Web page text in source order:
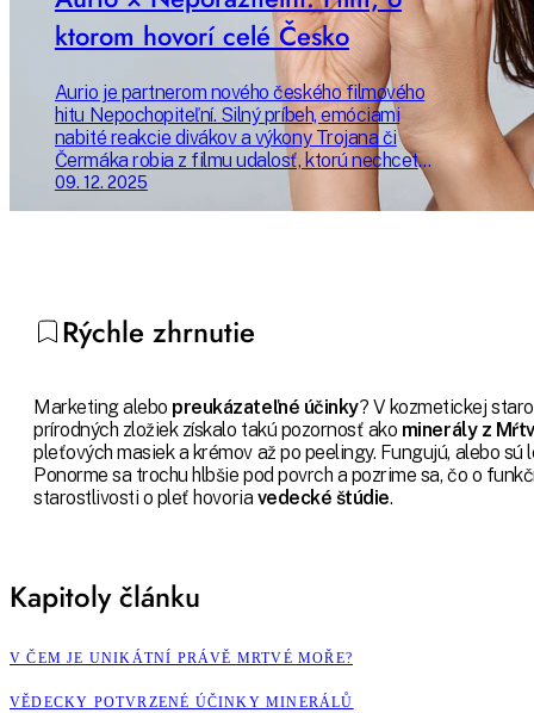
Rýchle zhrnutie
Marketing alebo preukázateľné účinky? V kozmetickej
prírodných zložiek získalo takú pozornosť ako minerály z
pleťových masiek a krémov až po peelingy. Fungujú, alebo sú
Ponorme sa trochu hlbšie pod povrch a pozrime sa, čo o
starostlivosti o pleť hovoria vedecké štúdie.
Kapitoly článku
V ČEM JE UNIKÁTNÍ PRÁVĚ MRTVÉ MOŘE?
VĚDECKY POTVRZENÉ ÚČINKY MINERÁLŮ
ktorom hovorí celé Česko
Aurio je partnerom nového českého filmového
hitu Nepochopiteľní. Silný príbeh, emóciami
nabité reakcie divákov a výkony Trojana či
Čermáka robia z filmu udalosť, ktorú nechcete
premeškať. Prečo sa oplatí ísť do kina práve
teraz? Všetko sa dozviete v našom článku.
09. 12. 2025